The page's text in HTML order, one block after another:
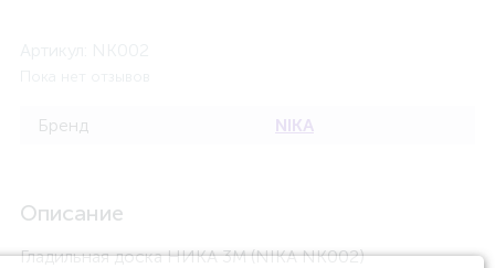
Бренд NIKA
Описание
Гладильная доска НИКА 3М (NIKA NK002)